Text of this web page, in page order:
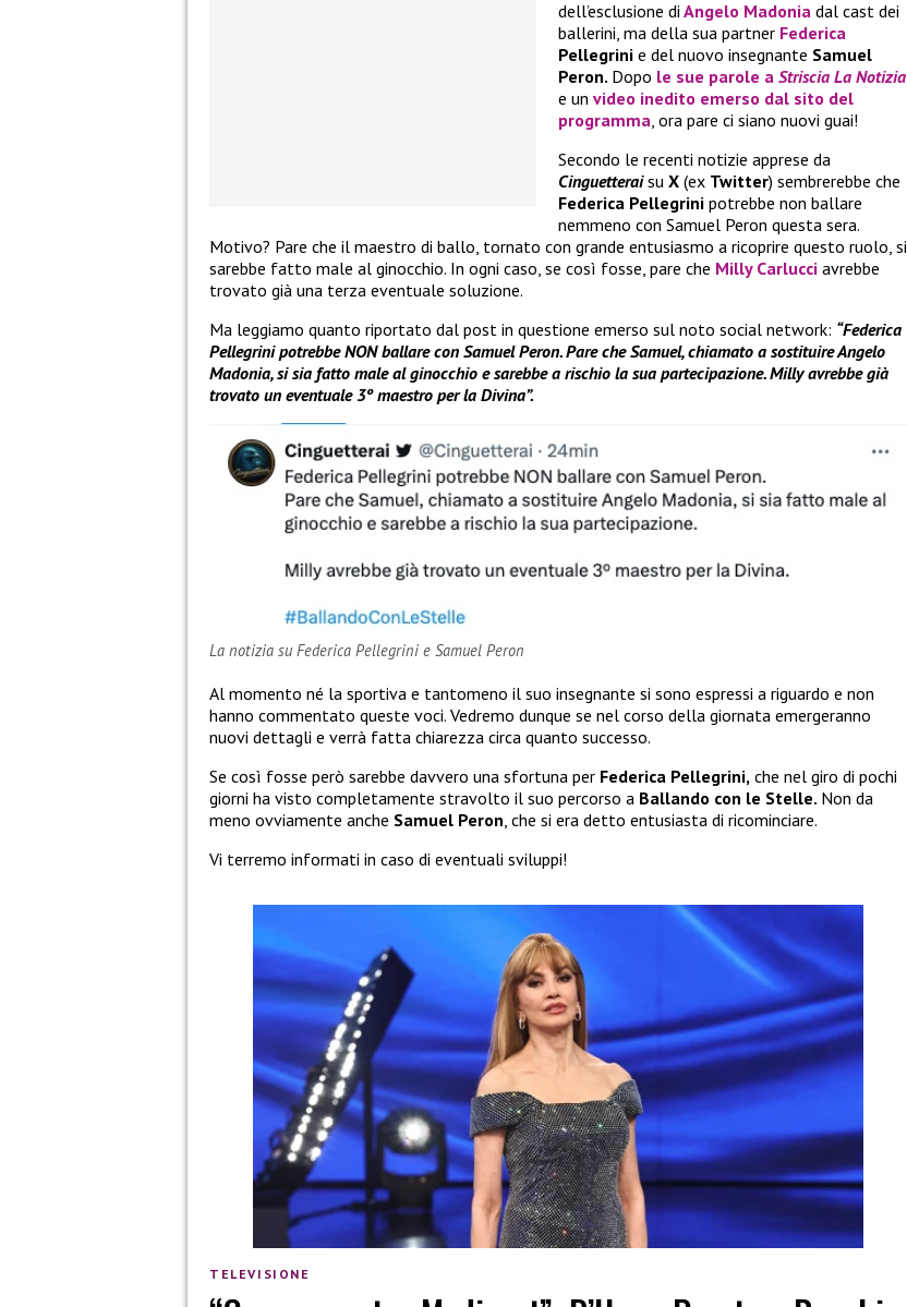
dell’esclusione di Angelo Madonia dal cast dei
ballerini, ma della sua partner Federica
Pellegrini e del nuovo insegnante Samuel
Peron. Dopo le sue parole a Striscia La Notizia
e un video inedito emerso dal sito del
programma, ora pare ci siano nuovi guai!
Secondo le recenti notizie apprese da
Cinguetteraisu X (ex Twitter) sembrerebbe che
Federica Pellegrini potrebbe non ballare
nemmeno con Samuel Peron questa sera.
Motivo? Pare che il maestro di ballo, tornato con grande entusiasmo a ricoprire questo ruolo, si
sarebbe fatto male al ginocchio. In ogni caso, se così fosse, pare che Milly Carlucci avrebbe
trovato già una terza eventuale soluzione.
Ma leggiamo quanto riportato dal post in questione emerso sul noto social network: “Federica
Pellegrini potrebbe NON ballare con Samuel Peron. Pare che Samuel, chiamato a sostituire Angelo
Madonia, si sia fatto male al ginocchio e sarebbe a rischio la sua partecipazione. Milly avrebbe già
trovato un eventuale 3º maestro per la Divina”.
La notizia su Federica Pellegrini e Samuel Peron
Al momento né la sportiva e tantomeno il suo insegnante si sono espressi a riguardo e non
hanno commentato queste voci. Vedremo dunque se nel corso della giornata emergeranno
nuovi dettagli e verrà fatta chiarezza circa quanto successo.
Se così fosse però sarebbe davvero una sfortuna per Federica Pellegrini, che nel giro di pochi
giorni ha visto completamente stravolto il suo percorso a Ballando con le Stelle. Non da
meno ovviamente anche Samuel Peron, che si era detto entusiasta di ricominciare.
Vi terremo informati in caso di eventuali sviluppi!
TELEVISIONE